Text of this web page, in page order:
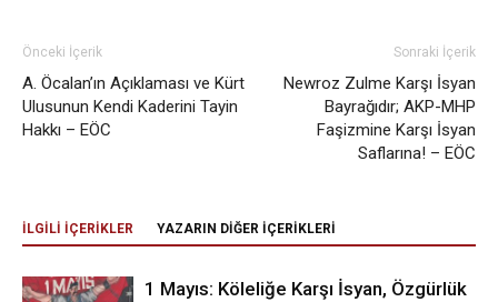
Önceki İçerik
A. Öcalan’ın Açıklaması ve Kürt
Ulusunun Kendi Kaderini Tayin
Hakkı – EÖC
Sonraki İçerik
Newroz Zulme Karşı İsyan
Bayrağıdır; AKP-MHP
Faşizmine Karşı İsyan
Saflarına! – EÖC
İLGİLİ İÇERİKLER YAZARIN DİĞER İÇERİKLERİ
1 Mayıs: Köleliğe Karşı İsyan, Özgürlük